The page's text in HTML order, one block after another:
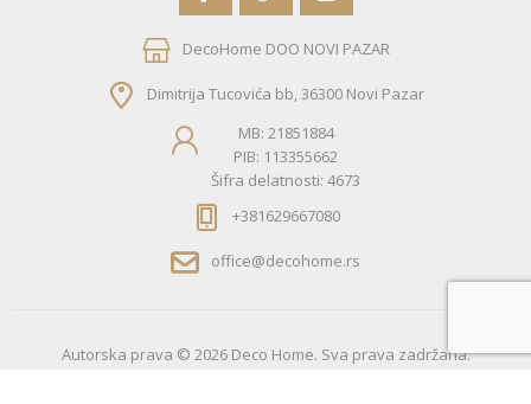
DecoHome DOO NOVI PAZAR
Dimitrija Tucovića bb, 36300 Novi Pazar
MB: 21851884
PIB: 113355662
Šifra delatnosti: 4673
+381629667080
office@decohome.rs
Autorska prava © 2026 Deco Home. Sva prava zadržana.